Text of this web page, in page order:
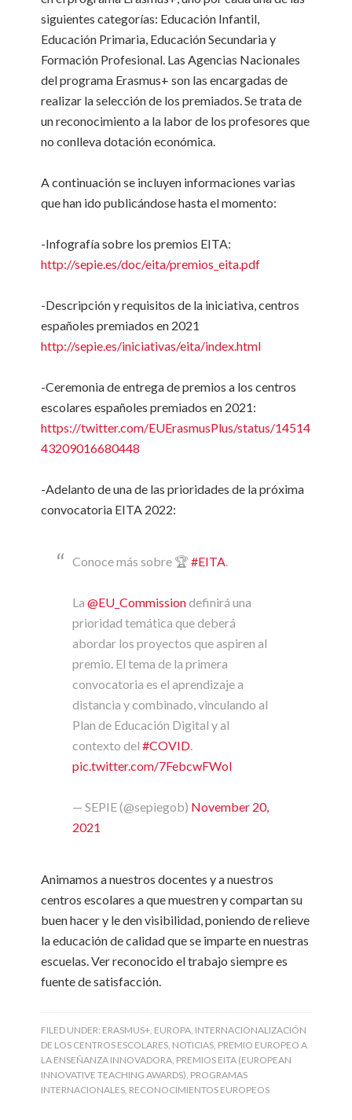
siguientes categorías: Educación Infantil,
Educación Primaria, Educación Secundaria y
Formación Profesional. Las Agencias Nacionales
del programa Erasmus+ son las encargadas de
realizar la selección de los premiados. Se trata de
un reconocimiento a la labor de los profesores que
no conlleva dotación económica.
A continuación se incluyen informaciones varias
que han ido publicándose hasta el momento:
-Infografía sobre los premios EITA:
http://sepie.es/doc/eita/premios_eita.pdf
-Descripción y requisitos de la iniciativa, centros
españoles premiados en 2021
http://sepie.es/iniciativas/eita/index.html
-Ceremonia de entrega de premios a los centros
escolares españoles premiados en 2021:
https://twitter.com/EUErasmusPlus/status/14514
43209016680448
-Adelanto de una de las prioridades de la próxima
convocatoria EITA 2022:
Conoce más sobre 🏆#EITA.
La@EU_Commissiondefinirá una
prioridad temática que deberá
abordar los proyectos que aspiren al
premio. El tema de la primera
convocatoria es el aprendizaje a
distancia y combinado, vinculando al
Plan de Educación Digital y al
contexto del#COVID.
pic.twitter.com/7FebcwFWoI
— SEPIE (@sepiegob) November 20,
2021
Animamos a nuestros docentes y a nuestros
centros escolares a que muestren y compartan su
buen hacer y le den visibilidad, poniendo de relieve
la educación de calidad que se imparte en nuestras
escuelas. Ver reconocido el trabajo siempre es
fuente de satisfacción.
FILED UNDER: ERASMUS+ EUROPA INTERNACIONALIZACIÓN
DE LOS CENTROS ESCOLARES NOTICIAS PREMIO EUROPEO A
LA ENSEÑANZA INNOVADORA PREMIOS EITA (EUROPEAN
INNOVATIVE TEACHING AWARDS) PROGRAMAS
INTERNACIONALES RECONOCIMIENTOS EUROPEOS